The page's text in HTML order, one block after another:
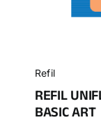
Refil
REFIL
BASIC ART